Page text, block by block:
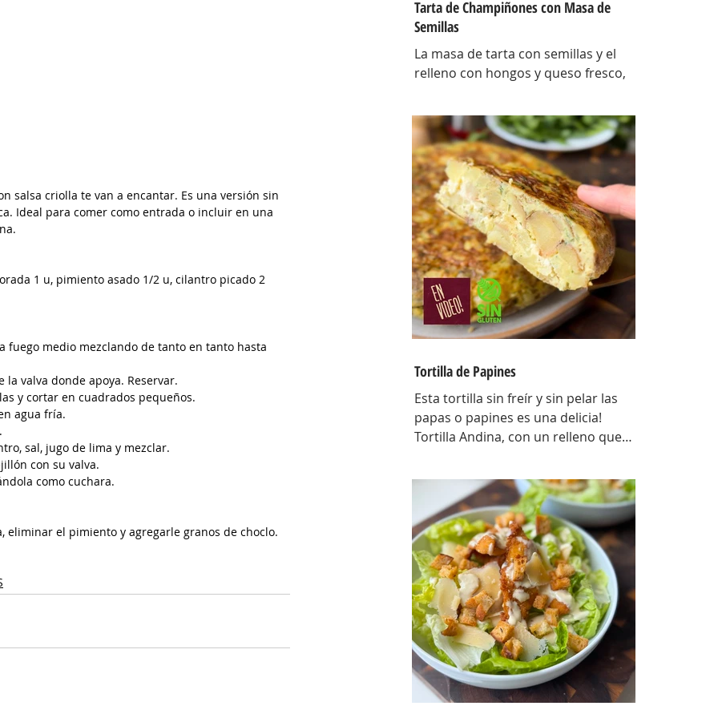
salsa criolla te van a encantar. Es una versión sin
Ideal para comer como entrada o incluir en una
1 u, pimiento asado 1/2 u, cilantro picado 2
fuego medio mezclando de tanto en tanto hasta
valva donde apoya. Reservar.
y cortar en cuadrados pequeños.
agua fría.
sal, jugo de lima y mezclar.
con su valva.
como cuchara.
eliminar el pimiento y agregarle granos de choclo.
Tarta de Champiñones con Masa de
Semillas
La masa de tarta con semillas y el
relleno con hongos y queso fresco,
una masa bien crocante con un
relleno con mucho sabor y bien
cremoso. INGREDIENTES Para la
masa: Harina 0000 280 gr, manteca
80 gr, mix de semillas (puse girasol,
lino y sesamo) 50 gr y agua 100 gr.
Para el relleno: Cebollas 2 u, queso
cremoso 200 gr, hongos fileteados
100 gr, huevos 3 u, tomillo 3/4 de
cdta, sal c/n, pimienta negra c/n,
crema de leche 200 gr y la par
Tortilla de Papines
Esta tortilla sin freír y sin pelar las
papas o papines es una delicia!
Tortilla Andina, con un relleno que
con las papas! INGREDIENTES
Papines hervidos con piel 800 gr,
cebolla salteada 200 gr, diente de ajo
picado 1 u, huevos 6, perejil picado 2
cda, sal c/n, pimienta c/n y queso
feta desmenuzado o queso
mantecoso 100 gr. PREPARACION
Hervir los papines con piel hasta que
estén cocidos. En una sartén com un
poquito de aceite de oliva coloc